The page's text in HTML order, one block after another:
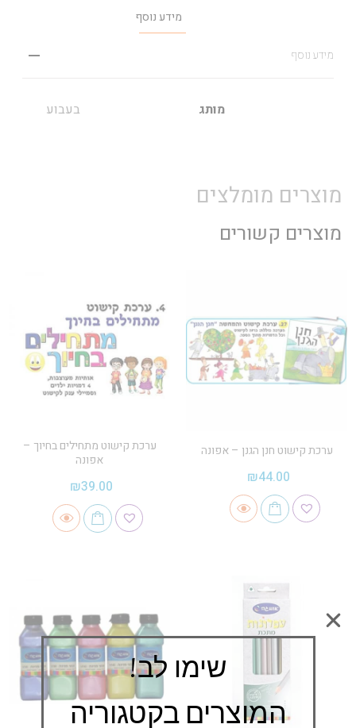
מידע נוסף
מידע נוסף
מותג בעבוע
מוצרים מומלצים
מוצרים קשורים
ערכת קישוט חנן הגנן – אפונה
₪44.00
ערכת קישוט מתחילים בחיוך –
אפונה
₪39.00
שימו לב!
המוצרים בקטגוריה